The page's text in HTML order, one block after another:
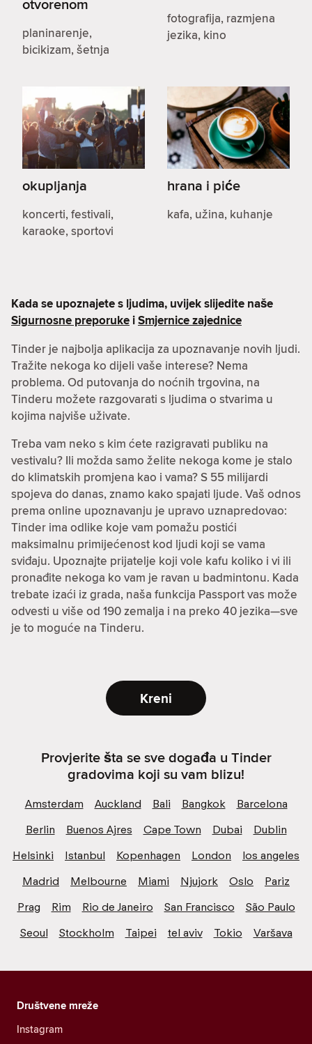
otvorenom
planinarenje,
bicikizam, šetnja
fotografija, razmjena
jezika, kino
okupljanja
koncerti, festivali,
karaoke, sportovi
hrana i piće
kafa, užina, kuhanje
Kada se upoznajete s ljudima, uvijek slijedite naše
Sigurnosne preporuke iSmjernice zajednice
Tinder je najbolja aplikacija za upoznavanje novih ljudi.
Tražite nekoga ko dijeli vaše interese? Nema
problema. Od putovanja do noćnih trgovina, na
Tinderu možete razgovarati s ljudima o stvarima u
kojima najviše uživate.
Treba vam neko s kim ćete razigravati publiku na
vestivalu? Ili možda samo želite nekoga kome je stalo
do klimatskih promjena kao i vama? S 55 milijardi
spojeva do danas, znamo kako spajati ljude. Vaš odnos
prema online upoznavanju je upravo uznapredovao:
Tinder ima odlike koje vam pomažu postići
maksimalnu primijećenost kod ljudi koji se vama
sviđaju. Upoznajte prijatelje koji vole kafu koliko i vi ili
pronađite nekoga ko vam je ravan u badmintonu. Kada
trebate izaći iz grada, naša funkcija Passport vas može
odvesti u više od 190 zemalja i na preko 40 jezika—sve
je to moguće na Tinderu.
Kreni
Provjerite šta se sve događa u Tinder
gradovima koji su vam blizu!
Amsterdam Auckland Bali Bangkok
Barcelona
Berlin
Buenos Ajres Cape Town Dubai
Dublin
Helsinki
Istanbul Kopenhagen London
los angeles
Madrid
Melbourne Miami Njujork Oslo
Pariz
Prag
Rim Rio de Janeiro San Francisco
São Paulo
Seoul
Stockholm Taipei tel aviv Tokio Varšava
Društvene mreže
Instagram